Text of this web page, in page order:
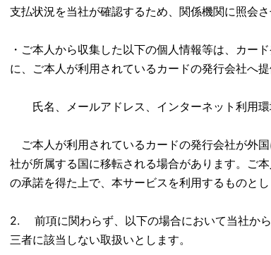
支払状況を当社が確認するため、関係機関に照会さ
・ご本人から収集した以下の個人情報等は、カー
に、ご本人が利用されているカードの発行会社へ提
氏名、メールアドレス、インターネット利⽤環
ご本人が利用されているカードの発行会社が外
社が所属する国に移転される場合があります。ご
の承諾を得た上で、本サービスを利用するものとし
2. 前項に関わらず、以下の場合において当社か
三者に該当しない取扱いとします。